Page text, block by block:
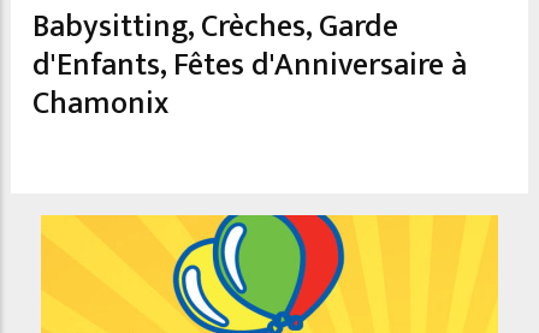
Babysitting, Crèches, Garde
d'Enfants, Fêtes d'Anniversaire à
Chamonix